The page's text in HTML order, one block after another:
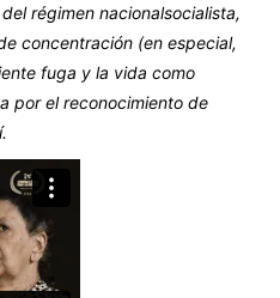
régimen nacionalsocialista,
concentración (en especial,
fuga y la vida como
por el reconocimiento de